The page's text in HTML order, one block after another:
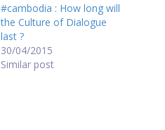
#cambodia : How long will
the Culture of Dialogue
last ?
30/04/2015
Similar post